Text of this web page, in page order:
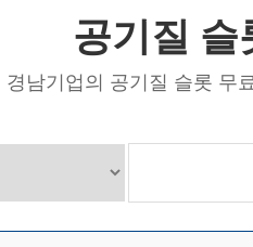
공기질 슬
경남기업의 공기질 슬롯 무